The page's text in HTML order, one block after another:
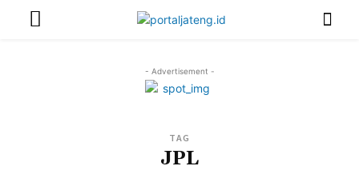
- Advertisement -
TAG
JPL